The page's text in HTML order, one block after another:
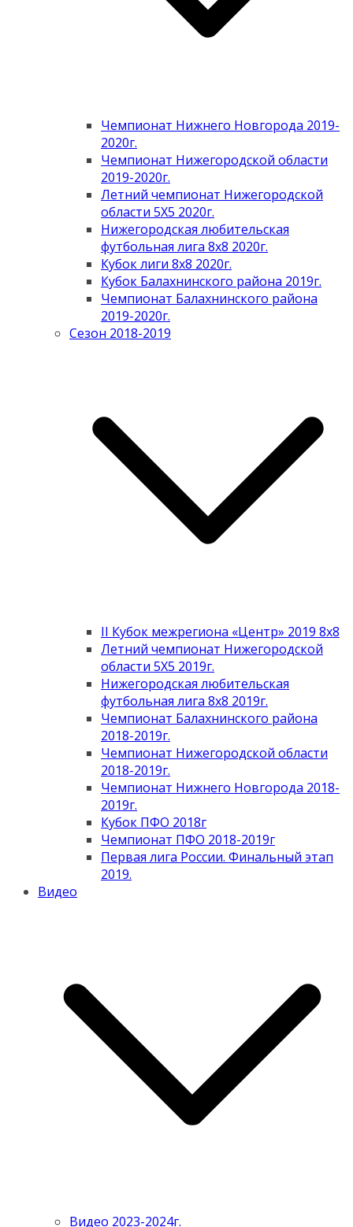
Чемпионат Нижнего Новгорода 2019-
2020г.
Чемпионат Нижегородской области
2019-2020г.
Летний чемпионат Нижегородской
области 5Х5 2020г.
Нижегородская любительская
футбольная лига 8х8 2020г.
Кубок лиги 8х8 2020г.
Кубок Балахнинского района 2019г.
Чемпионат Балахнинского района
2019-2020г.
Сезон 2018-2019
II Кубок межрегиона «Центр» 2019 8х8
Летний чемпионат Нижегородской
области 5Х5 2019г.
Нижегородская любительская
футбольная лига 8х8 2019г.
Чемпионат Балахнинского района
2018-2019г.
Чемпионат Нижегородской области
2018-2019г.
Чемпионат Нижнего Новгорода 2018-
2019г.
Кубок ПФО 2018г
Чемпионат ПФО 2018-2019г
Первая лига России. Финальный этап
2019.
Видео
Видео 2023-2024г.